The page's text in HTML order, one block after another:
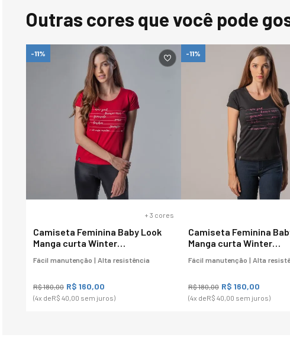
Outras cores que você pode
-11%
+ 3 cores
Camiseta Feminina Baby Look
Manga curta Winter
Fácil manutenção | Alta resistência
R$180,00 R$ 160,00
(4x deR$ 40 00 sem juros)
-11%
Camiseta Feminina
Manga curta Winter
Fácil manutenção | Alta
R$180,00 R$ 160,00
(4x deR$ 40 00 sem juros)